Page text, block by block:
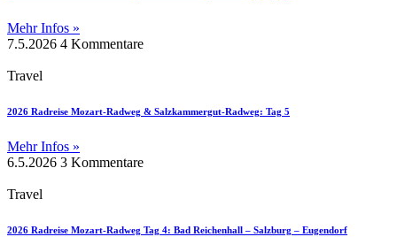
Mehr Infos »
7.5.2026 4 Kommentare
Travel
2026 Radreise Mozart-Radweg & Salzkammergut-Radweg: Tag 5
Mehr Infos »
6.5.2026 3 Kommentare
Travel
2026 Radreise Mozart-Radweg Tag 4: Bad Reichenhall – Salzburg – Eugendorf